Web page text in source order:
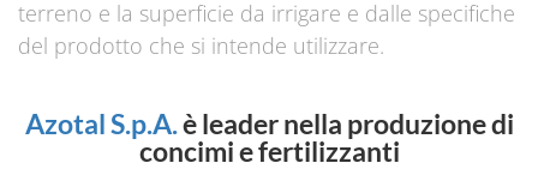
terreno e la superficie da irrigare e dalle specifiche
del prodotto che si intende utilizzare.
Azotal S.p.A.è leader nella produzione di
concimi e fertilizzanti